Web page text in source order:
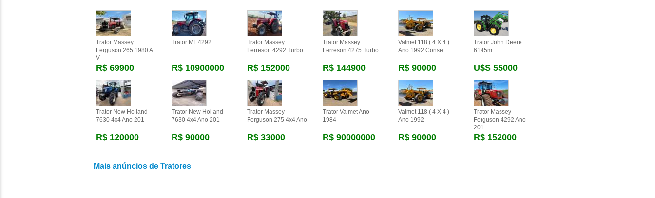
Trator Massey
Ferguson 265 1980 A
V
R$ 69900
Trator Mf. 4292
R$ 10900000
Trator Massey
Ferreson 4292 Turbo
R$ 152000
Trator Massey
Ferreson 4275 Turbo
R$ 144900
Valmet 118 ( 4 X 4 )
Ano 1992 Conse
R$ 90000
Trator John Deere
6145m
U$s 55000
Trator New Holland
7630 4x4 Ano 201
R$ 120000
Trator New Holland
7630 4x4 Ano 201
R$ 90000
Trator Massey
Ferguson 275 4x4 Ano
R$ 33000
Trator Valmet Ano
1984
R$ 90000000
Valmet 118 ( 4 X 4 )
Ano 1992
R$ 90000
Trator Massey
Ferguson 4292 Ano
201
R$ 152000
Mais anúncios de Tratores